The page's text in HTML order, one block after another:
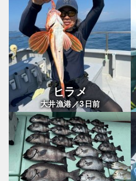
ヒラメ
大井漁港／3日前